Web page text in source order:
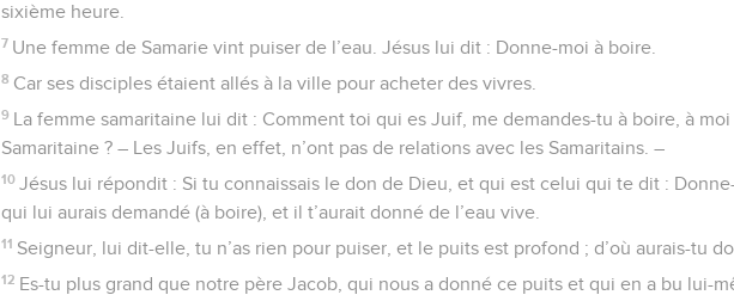
sixième heure.
7 Une femme de Samarie vint puiser de l’eau. Jésus lui dit : Donne-moi à boire.
8 Car ses disciples étaient allés à la ville pour acheter des vivres.
9 La femme samaritaine lui dit : Comment toi qui es Juif, me demandes-tu à boire, à
Samaritaine ? – Les Juifs, en effet, n’ont pas de relations avec les Samaritains. –
10 Jésus lui répondit : Si tu connaissais le don de Dieu, et qui est celui qui te dit :
qui lui aurais demandé (à boire), et il t’aurait donné de l’eau vive.
11 Seigneur, lui dit-elle, tu n’as rien pour puiser, et le puits est profond ; d’où aurais-tu
12 Es-tu plus grand que notre père Jacob, qui nous a donné ce puits et qui en a bu lui-